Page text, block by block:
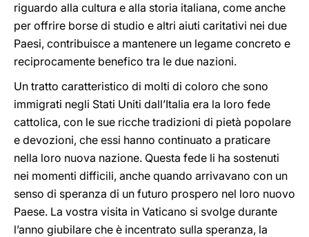
riguardo alla cultura e alla storia italiana, come anche
per offrire borse di studio e altri aiuti caritativi nei due
Paesi, contribuisce a mantenere un legame concreto e
reciprocamente benefico tra le due nazioni.
Un tratto caratteristico di molti di coloro che sono
immigrati negli Stati Uniti dall’Italia era la loro fede
cattolica, con le sue ricche tradizioni di pietà popolare
e devozioni, che essi hanno continuato a praticare
nella loro nuova nazione. Questa fede li ha sostenuti
nei momenti difficili, anche quando arrivavano con un
senso di speranza di un futuro prospero nel loro nuovo
Paese. La vostra visita in Vaticano si svolge durante
l’anno giubilare che è incentrato sulla speranza, la